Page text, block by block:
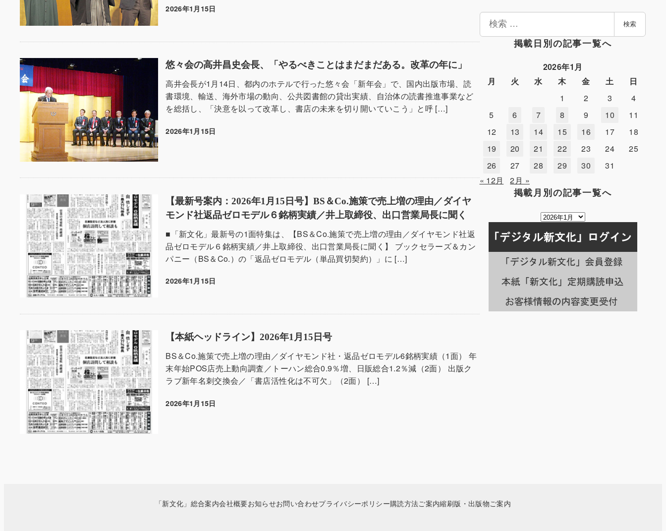
投稿日
2026年1月15日
悠々会の高井昌史会長、「やるべきことはまだまだある。改革の年に」
高井会長が1月14日、都内のホテルで行った悠々会「新年会」で、国内出版市場、読
書環境、輸送、海外市場の動向、公共図書館の貸出実績、自治体の読書推進事業など
を総括し、「決意を以って改革し、書店の未来を切り開いていこう」と呼 […]
投稿日
2026年1月15日
【最新号案内：2026年1月15日号】BS＆Co.施策で売上増の理由／ダイヤ
モンド社返品ゼロモデル６銘柄実績／井上取締役、出口営業局長に聞く
■「新文化」最新号の1面特集は、【BS＆Co.施策で売上増の理由／ダイヤモンド社返
品ゼロモデル６銘柄実績／井上取締役、出口営業局長に聞く】 ブックセラーズ＆カン
パニー（BS＆Co.）の「返品ゼロモデル（単品買切契約）」に […]
投稿日
2026年1月15日
【本紙ヘッドライン】2026年1月15日号
BS＆Co.施策で売上増の理由／ダイヤモンド社・返品ゼロモデル6銘柄実績（1面） 年
末年始POS店売上動向調査／トーハン総合0.9％増、日販総合1.2％減（2面） 出版ク
ラブ新年名刺交換会／「書店活性化は不可欠」（2面） […]
投稿日
2026年1月15日
検
検索
掲載日別の記事一覧へ
2026年1月
月
火 水 木 金 土
日
1
2 3
4
5
6 7 8 9 10
11
12
13 14 15 16 17
18
19
20 21 22 23 24
25
26
27 28 29 30
31
« 12月
2月 »
掲載月別の記事一覧へ
掲
月
別
の
事
一
覧
「新文化」総合案内会社概要お知らせお問い合わせプライバシーポリシー購読方法ご案内縮刷版・出版物ご案内